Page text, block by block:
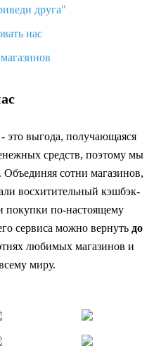
друга"
нас
это выгода, получающаяся
средств, поэтому мы
сотни магазинов,
восхитительный кэшбэк-
покупки по-настоящему
сервиса можно вернуть до
любимых магазинов и
миру.